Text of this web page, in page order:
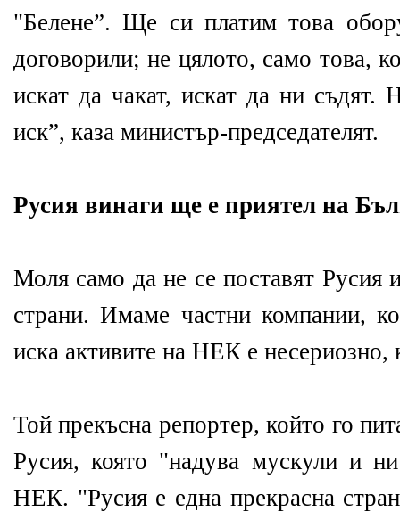
"Белене”. Ще си платим това
договорили; не цялото, само това,
искат да чакат, искат да ни съдят.
иск”, каза министър-председателят.
Русия винаги ще е приятел на
Моля само да не се поставят Русия
страни. Имаме частни компании,
иска активите на НЕК е несериозно,
Той прекъсна репортер, който го
Русия, която "надува мускули и
НЕК. "Русия е една прекрасна